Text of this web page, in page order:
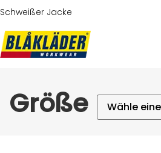
Schweißer Jacke
Größe